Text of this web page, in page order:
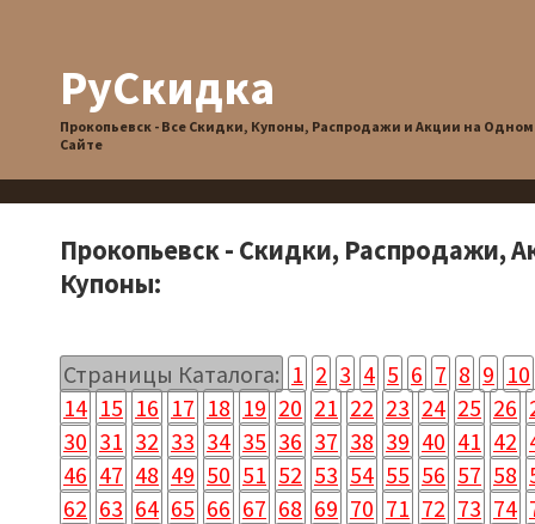
РуСкидка
Прокопьевск - Все Скидки, Купоны, Распродажи и Акции на Одном
Сайте
Прокопьевск - Скидки, Распродажи,
Купоны:
Страницы Каталога: 1 2 3 4 5 6 7 8 9 10
14 15 16 17 18 19 20 21 22 23 24 25 26
30 31 32 33 34 35 36 37 38 39 40 41 42
46 47 48 49 50 51 52 53 54 55 56 57 58
62 63 64 65 66 67 68 69 70 71 72 73 74